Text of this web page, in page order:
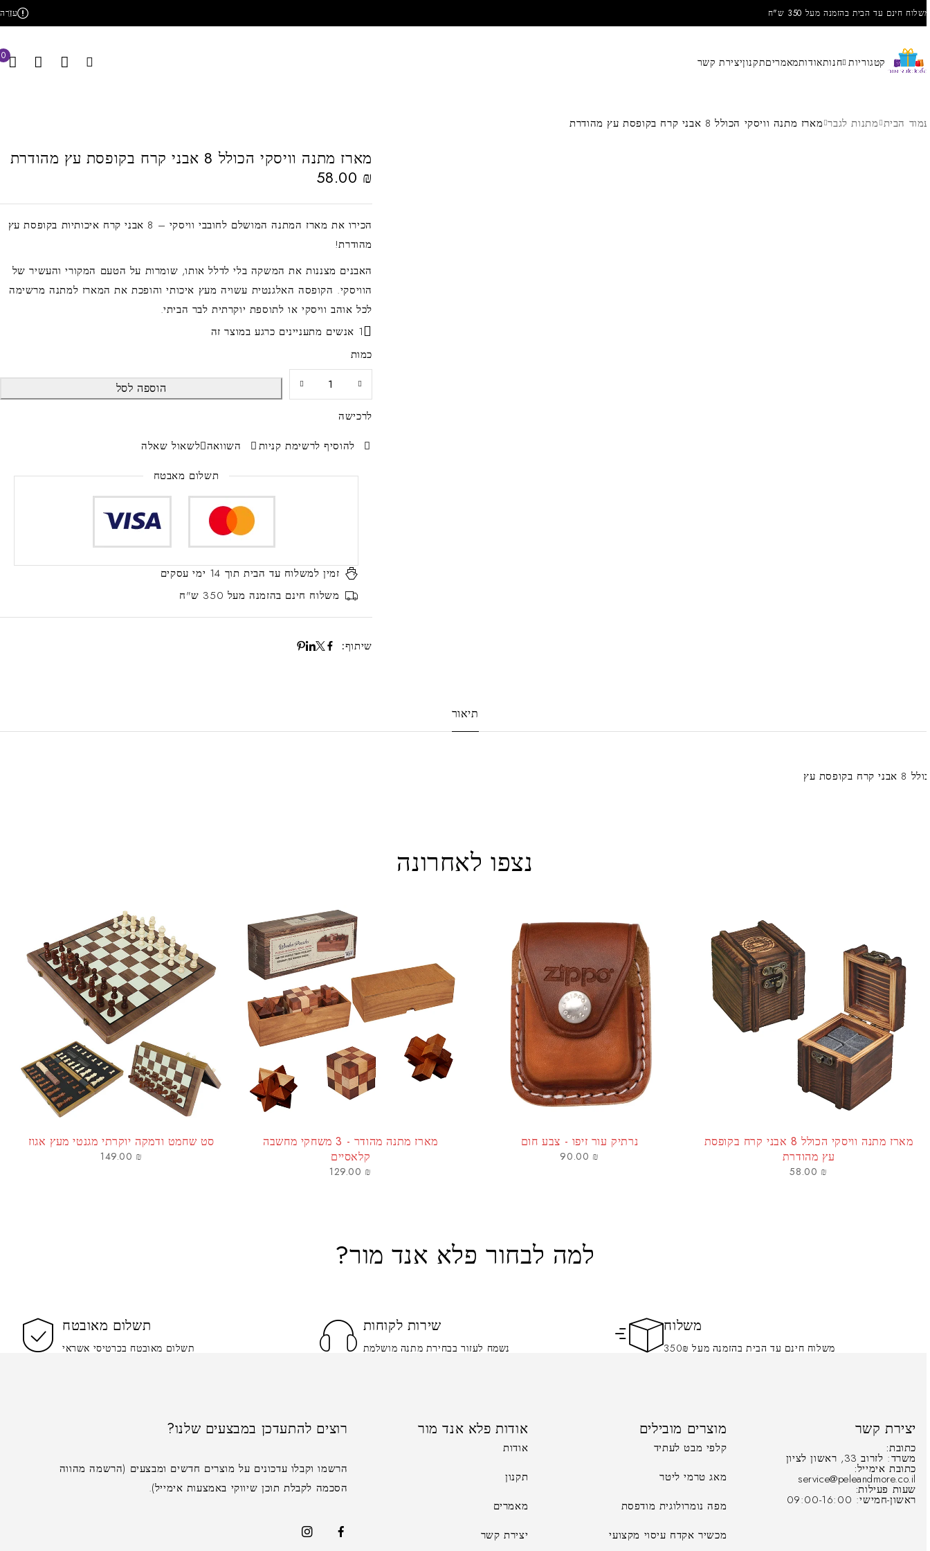
חינם עד הבית בהזמנה מעל 350 ש"ח עזרה
קטגוריות חנותאודותמאמריםתקנוןיצירת קשר 0
הבית מתנות לגבר מארז מתנה וויסקי הכולל 8 אבני קרח בקופסת עץ מהודרת
מארז מתנה וויסקי הכולל 8 אבני קרח בקופסת עץ מהודרת
58.00₪
הכירו את מארז המתנה המושלם לחובבי וויסקי – 8 אבני קרח איכותיות בקופסת עץ
מהודרת!
האבנים מצננות את המשקה בלי לדלל אותו, שומרות על הטעם המקורי והעשיר של
הוויסקי. הקופסה האלגנטית עשויה מעץ איכותי והופכת את המארז למתנה מרשימה
לכל אוהב וויסקי או לתוספת יוקרתית לבר הביתי.
1 אנשים מתעניינים כרגע במוצר זה
כמות
הוספה לסל
לרכישה
להוסיף לרשימת קניות
השוואה לשאול שאלה
תשלום מאבטח
זמין למשלוח עד הביתתוך 14 ימי עסקים
משלוח חינםבהזמנה מעל 350 ש"ח
שיתוף:
תיאור
קרח בקופסת עץ
נצפו לאחרונה
מארז מתנה וויסקי הכולל 8 אבני קרח בקופסת
עץ מהודרת
58.00₪
נרתיק עור זיפו - צבע חום
90.00₪
מארז מתנה מהודר - 3 משחקי מחשבה
קלאסיים
129.00₪
סט שחמט ודמקה יוקרתי מגנטי מעץ אגוז
149.00₪
למה לבחור פלא אנד מור?
משלוח
משלוח חינם עד הבית בהזמנה מעל 350₪
שירות לקוחות
נשמח לעזור בבחירת מתנה מושלמת
תשלום מאובטח
תשלום מאובטח בכרטיסי אשראי
יצירת קשר
כתובת:
משרד: לזרוב 33, ראשון לציון
כתובת אימייל:
service@peleandmore.co.il
שעות פעילות:
ראשון-חמישי: 09:00-16:00
מוצרים מובילים
קלפי מבט לעתיד
מאג טרמי ליטר
מפה נומרולוגית מודפסת
מכשיר אקדח עיסוי מקצועי
אודות פלא אנד מור
אודות
תקנון
מאמרים
יצירת קשר
רוצים להתעדכן במבצעים שלנו?
הרשמו וקבלו עדכונים על מוצרים חדשים ומבצעים (הרשמה מהווה
הסכמה לקבלת תוכן שיווקי באמצעות אימייל).